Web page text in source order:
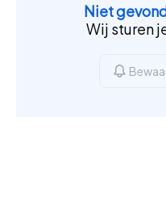
Niet
Wij sturen